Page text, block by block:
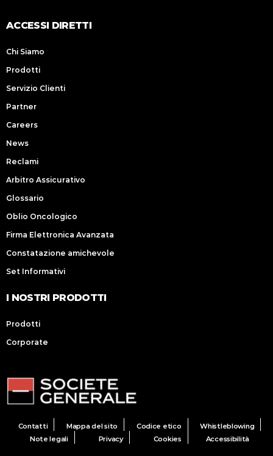
ACCESSI DIRETTI
Chi Siamo
Prodotti
Servizio Clienti
Partner
Careers
News
Reclami
Arbitro Assicurativo
Glossario
Oblio Oncologico
Firma Elettronica Avanzata
Constatazione amichevole
Set Informativi
I NOSTRI PRODOTTI
Prodotti
Corporate
Contatti Mappa del sito Codice etico
Whistleblowing
Note legali
Privacy Cookies Accessibilità